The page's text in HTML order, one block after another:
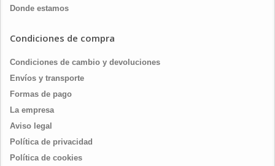
Donde estamos
Condiciones de compra
Condiciones de cambio y devoluciones
Envíos y transporte
Formas de pago
La empresa
Aviso legal
Política de privacidad
Política de cookies